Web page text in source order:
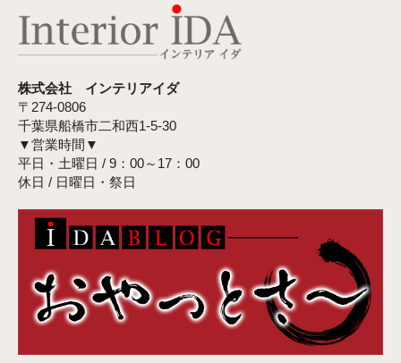
株式会社 インテリアイダ
〒274-0806
千葉県船橋市二和西1-5-30
▼営業時間▼
平日・土曜日 / 9：00～17：00
休日 / 日曜日・祭日